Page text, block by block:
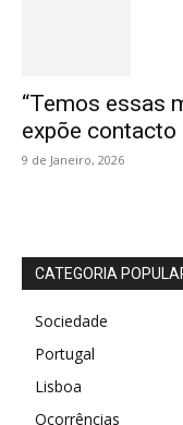
“Temos essas
expõe
9 de Janeiro, 2026
CATEGORIA
Sociedade
Portugal
Lisboa
Ocorrências